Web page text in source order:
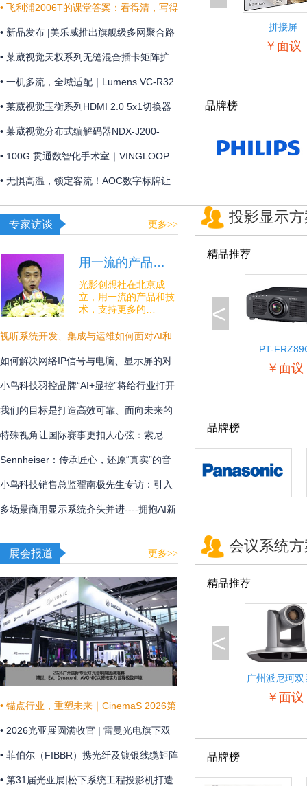
• 飞利浦2006T的课堂答案：看得清，写得
真，听得明
• 新品发布 |美乐威推出旗舰级多网聚合路
由器Pro Router Max，为关键业务提供更
稳定可靠的网络连接
• 莱葳视觉天权系列无缝混合插卡矩阵扩
展和维护方便
• 一机多流，全域适配｜Lumens VC-R32
摄像机全新上市
• 莱葳视觉玉衡系列HDMI 2.0 5x1切换器
支持4K@60Hz 4:4:4分辨率及18Gbps视
频带宽
• 莱葳视觉分布式编解码器NDX-J200-
ENC助您实现画质同步
• 100G 贯通数智化手术室｜VINGLOOP
构建 OR over IP 网络底座
• 无惧高温，锁定客流！AOC数字标牌让
夏日线下经济突破“屏”障！
拼接屏
￥面议
品牌榜
专家访谈 更多>>
用一流的产品…
光影创想社在北京成
立，用一流的产品和技
术，支持更多的…
视听系统开发、集成与运维如何面对AI和
安全的挑战？
如何解决网络IP信号与电脑、显示屏的对
接难题？
小鸟科技羽控品牌“AI+显控”将给行业打开
怎样的新未来？
我们的目标是打造高效可靠、面向未来的
专业通讯解决方案
特殊视角让国际赛事更扣人心弦：索尼
BRC-AM7在宁波射击世界杯中的系统化应
用
Sennheiser：传承匠心，还原“真实”的音
频体验
小鸟科技销售总监翟南极先生专访：引入
AI，在新赛道甩开竞争对手
多场景商用显示系统齐头并进----拥抱AI新
时代，不断提升商显技术和显示效果
投影显示
精品推荐
<
PT-
￥面议
品牌榜
展会报道 更多>>
• 锚点行业，重塑未来｜CinemaS 2026第
十三届上海国际电影论坛暨展览会共振启
幕
• 2026光亚展圆满收官 | 雷曼光电旗下双
企联袂演绎“光+未来”
• 菲伯尔（FIBBR）携光纤及镀银线缆矩阵
亮相 HAVE 2026 西安国际高级视听展
• 第31届光亚展|松下系统工程投影机打造
会议系统
精品推荐
<
广州派尼珂双
像机
￥面议
品牌榜